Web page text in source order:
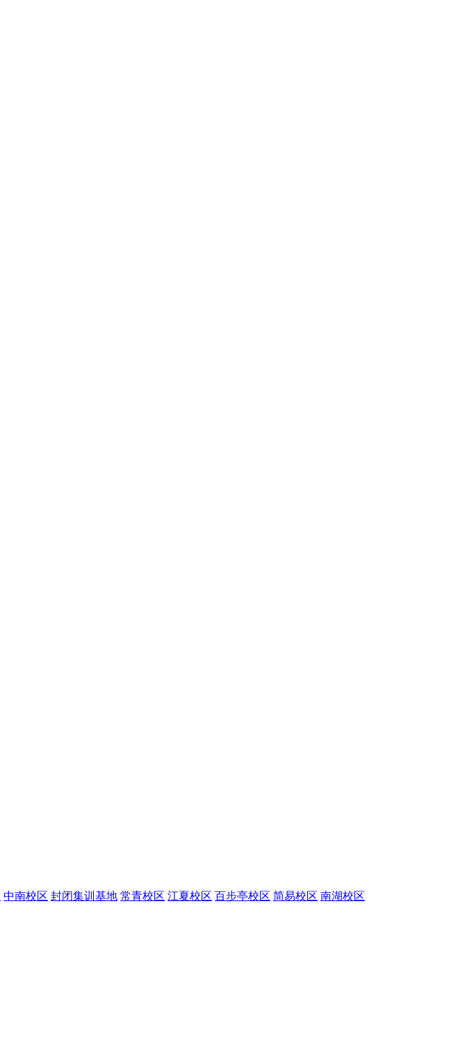
中南校区 封闭集训基地 常青校区 江夏校区 百步亭校区 简易校区 南湖校区